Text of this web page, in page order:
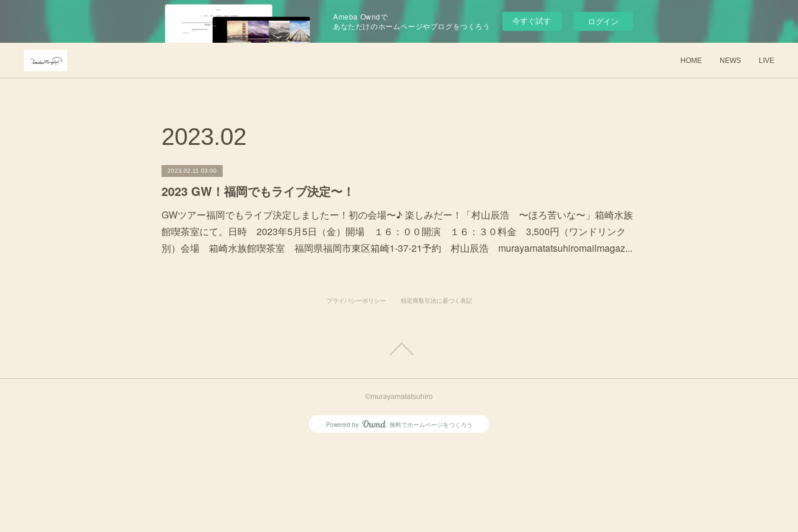
Ameba Owndで
あなただけのホームページやブログをつくろう
今すぐ試す ログイン
HOME NEWS LIVE
2023.02
2023.02.11 03:00
2023 GW！福岡でもライブ決定〜！
GWツアー福岡でもライブ決定しましたー！初の会場〜♪ 楽しみだー！「村山辰浩 〜ほろ苦いな〜」箱崎水族
館喫茶室にて。日時 2023年5月5日（金）開場 １６：００開演 １６：３０料金 3,500円（ワンドリンク
別）会場 箱崎水族館喫茶室 福岡県福岡市東区箱崎1-37-21予約 村山辰浩 murayamatatsuhiromailmagaz...
プライバシーポリシー 特定商取引法に基づく表記
©murayamatatsuhiro
Powered by AmebaOwnd
無料でホームページをつくろう